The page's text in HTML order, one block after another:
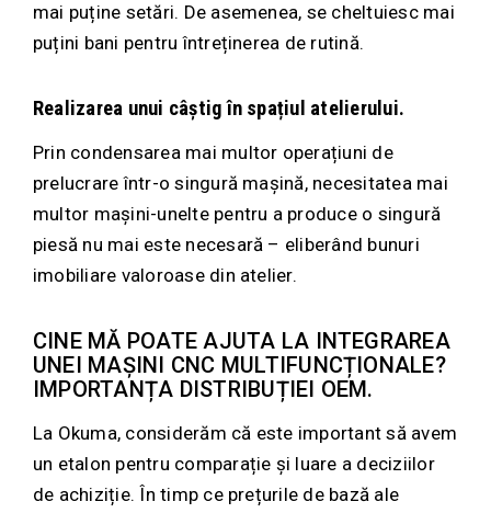
mai puține setări. De asemenea, se cheltuiesc mai
puțini bani pentru întreținerea de rutină.
Realizarea unui câștig în spațiul atelierului.
Prin condensarea mai multor operațiuni de
prelucrare într-o singură mașină, necesitatea mai
multor mașini-unelte pentru a produce o singură
piesă nu mai este necesară – eliberând bunuri
imobiliare valoroase din atelier.
CINE MĂ POATE AJUTA LA INTEGRAREA
UNEI MAȘINI CNC MULTIFUNCȚIONALE?
IMPORTANȚA DISTRIBUȚIEI OEM.
La Okuma, considerăm că este important să avem
un etalon pentru comparație și luare a deciziilor
de achiziție. În timp ce prețurile de bază ale